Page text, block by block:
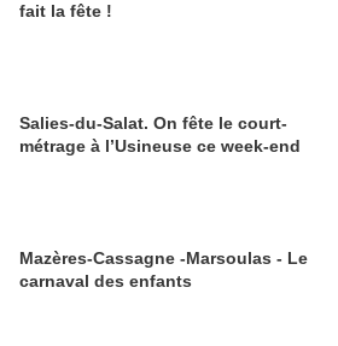
fait la fête !
Salies-du-Salat. On fête le court-
métrage à l’Usineuse ce week-end
Mazères-Cassagne -Marsoulas - Le
carnaval des enfants